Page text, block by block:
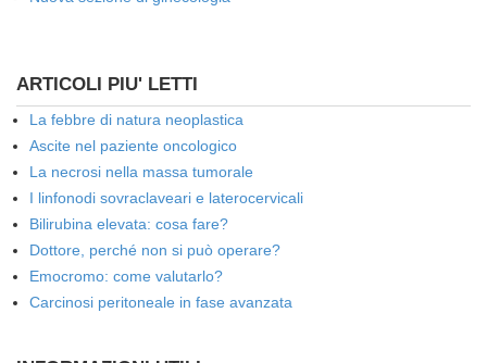
ARTICOLI PIU' LETTI
La febbre di natura neoplastica
Ascite nel paziente oncologico
La necrosi nella massa tumorale
I linfonodi sovraclaveari e laterocervicali
Bilirubina elevata: cosa fare?
Dottore, perché non si può operare?
Emocromo: come valutarlo?
Carcinosi peritoneale in fase avanzata